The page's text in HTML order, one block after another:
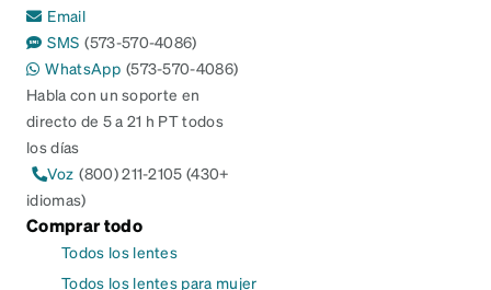
Email
SMS (573-570-4086)
WhatsApp (573-570-4086)
Habla con un soporte en
directo de 5 a 21 h PT todos
los días
Voz (800) 211-2105 (430+
idiomas)
Comprar todo
Todos los lentes
Todos los lentes para mujer